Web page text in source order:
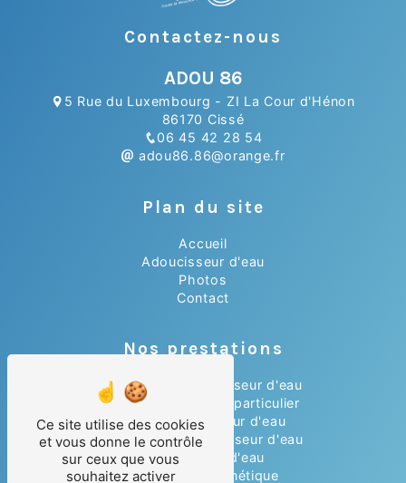
Contactez-nous
ADOU 86
5 Rue du Luxembourg - ZI La Cour d'Hénon
86170 Cissé
06 45 42 28 54
adou86.86@orange.fr
Plan du site
Accueil
Adoucisseur d'eau
Photos
Contact
Nos prestations
Installation adoucisseur d'eau
Adoucisseur d'eau particulier
Achat adoucisseur d'eau
Dépannage adoucisseur d'eau
Adoucisseur d'eau
Anti-tartre magnétique
Ce site utilise des cookies
et vous donne le contrôle
sur ceux que vous
souhaitez activer